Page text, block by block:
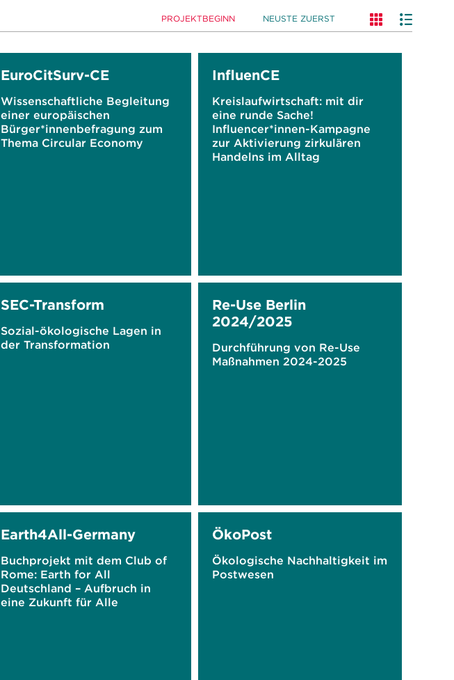
PROJEKTBEGINN NEUSTE ZUERST
EuroCitSurv-CE
Wissenschaftliche Begleitung
einer europäischen
Bürger*innenbefragung zum
Thema Circular Economy
InfluenCE
Kreislaufwirtschaft: mit dir
eine runde Sache!
Influencer*innen-Kampagne
zur Aktivierung zirkulären
Handelns im Alltag
SEC-Transform
Sozial-ökologische Lagen in
der Transformation
Re-Use Berlin
2024/2025
Durchführung von Re-Use
Maßnahmen 2024-2025
Earth4All-Germany
Buchprojekt mit dem Club of
Rome: Earth for All
Deutschland – Aufbruch in
eine Zukunft für Alle
ÖkoPost
Ökologische Nachhaltigkeit im
Postwesen